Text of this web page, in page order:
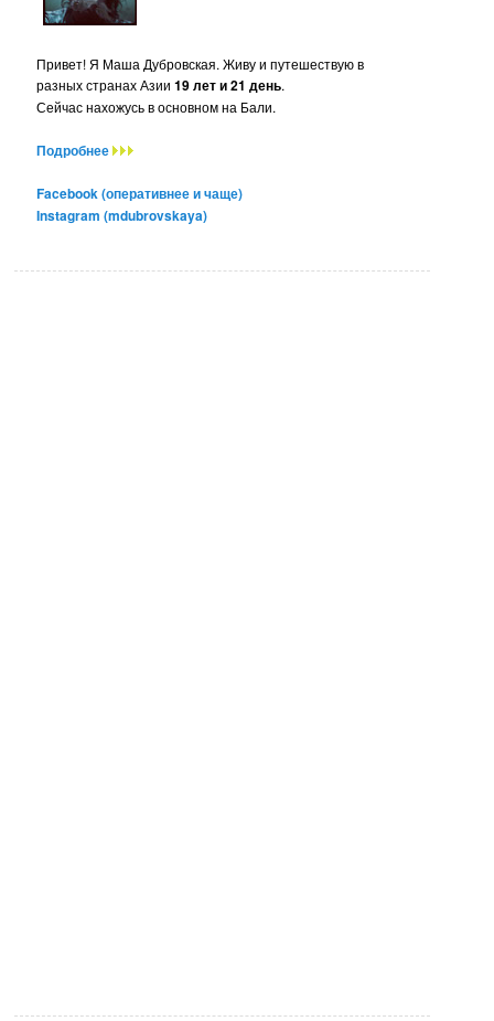
Привет! Я Маша Дубровская. Живу и путешествую в
разных странах Азии19 лет и 21 день.
Сейчас нахожусь в основном на Бали.
Подробнее
Facebook (оперативнее и чаще)
Instagram (mdubrovskaya)